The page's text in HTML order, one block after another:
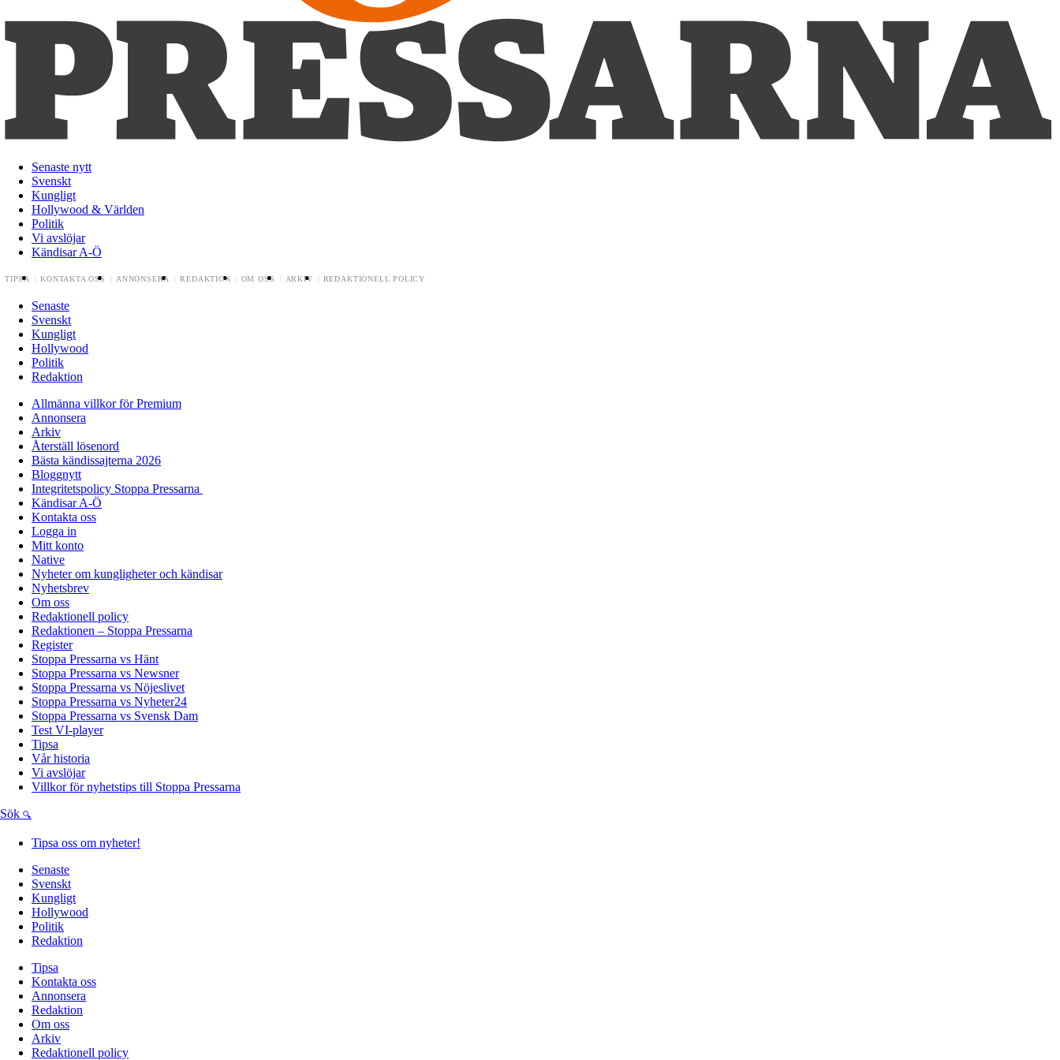
Senaste nytt
Svenskt
Kungligt
Hollywood & Världen
Politik
Vi avslöjar
Kändisar A-Ö
TIPSA KONTAKTA OSS ANNONSERA REDAKTION OM OSS ARKIV REDAKTIONELL POLICY
Senaste
Svenskt
Kungligt
Hollywood
Politik
Redaktion
Allmänna villkor för Premium
Annonsera
Arkiv
Återställ lösenord
Bästa kändissajterna 2026
Bloggnytt
Integritetspolicy Stoppa Pressarna
Kändisar A-Ö
Kontakta oss
Logga in
Mitt konto
Native
Nyheter om kungligheter och kändisar
Nyhetsbrev
Om oss
Redaktionell policy
Redaktionen – Stoppa Pressarna
Register
Stoppa Pressarna vs Hänt
Stoppa Pressarna vs Newsner
Stoppa Pressarna vs Nöjeslivet
Stoppa Pressarna vs Nyheter24
Stoppa Pressarna vs Svensk Dam
Test VI-player
Tipsa
Vår historia
Vi avslöjar
Villkor för nyhetstips till Stoppa Pressarna
Sök
Tipsa oss om nyheter!
Senaste
Svenskt
Kungligt
Hollywood
Politik
Redaktion
Tipsa
Kontakta oss
Annonsera
Redaktion
Om oss
Arkiv
Redaktionell policy